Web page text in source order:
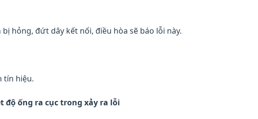
hỏng, đứt dây kết nối, điều hòa sẽ báo lỗi này.
tín hiệu.
độ ống ra cục trong xảy ra lỗi